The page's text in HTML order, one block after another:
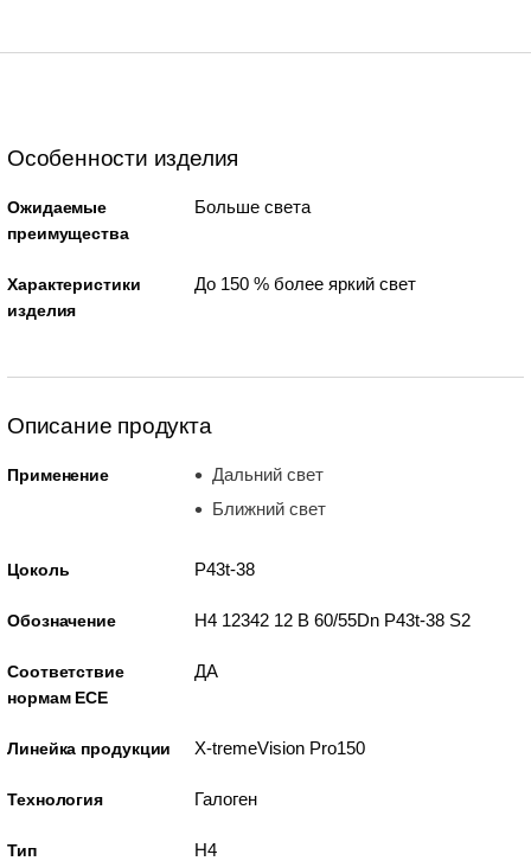
Особенности изделия
Ожидаемые
преимущества
Больше света
Характеристики
изделия
До 150 % более яркий свет
Описание продукта
Применение
Дальний свет
Ближний свет
Цоколь P43t-38
Обозначение H4 12342 12 В 60/55Dn P43t-38 S2
Соответствие
нормам ECE
ДА
Линейка продукции X-tremeVision Pro150
Технология Галоген
Тип H4